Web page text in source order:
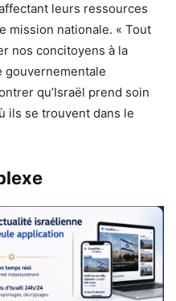
leurs ressources
mission nationale. « Tout
nos concitoyens à la
gouvernementale
qu’Israël prend soin
ils se trouvent dans le